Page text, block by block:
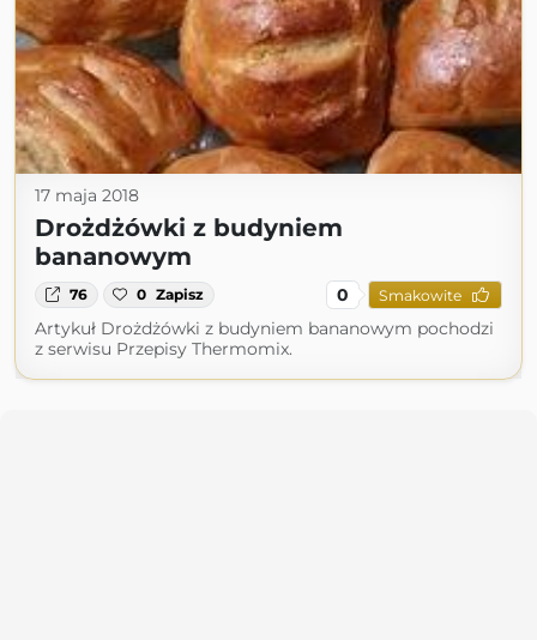
17 maja 2018
Drożdżówki z budyniem
bananowym
76 0 Zapisz 0 Smakowite
Artykuł Drożdżówki z budyniem bananowym pochodzi
z serwisu Przepisy Thermomix.